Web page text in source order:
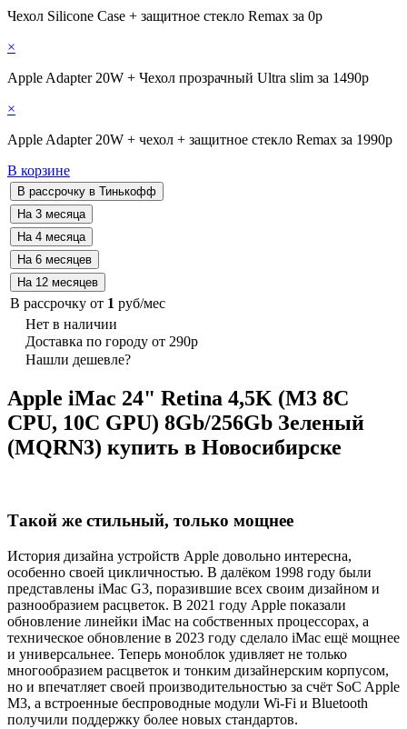
Чехол Silicone Case + защитное стекло Remax за 0р
×
Apple Adapter 20W + Чехол прозрачный Ultra slim за 1490р
×
Apple Adapter 20W + чехол + защитное стекло Remax за 1990р
В корзине
В рассрочку от 1 руб/мес
Нет в наличии
Доставка по городу от 290р
Нашли дешевле?
Apple iMac 24" Retina 4,5K (M3 8C
CPU, 10C GPU) 8Gb/256Gb Зеленый
(MQRN3) купить в Новосибирске
Такой же стильный, только мощнее
История дизайна устройств Apple довольно интересна,
особенно своей цикличностью. В далёком 1998 году были
представлены iMac G3, поразившие всех своим дизайном и
разнообразием расцветок. В 2021 году Apple показали
обновление линейки iMac на собственных процессорах, а
техническое обновление в 2023 году сделало iMac ещё мощнее
и универсальнее. Теперь моноблок удивляет не только
многообразием расцветок и тонким дизайнерским корпусом,
но и впечатляет своей производительностью за счёт SoC Apple
M3, а встроенные беспроводные модули Wi-Fi и Bluetooth
получили поддержку более новых стандартов.